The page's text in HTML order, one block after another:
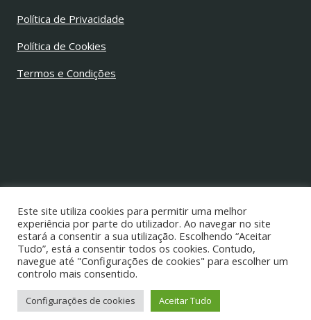
Política de Privacidade
Política de Cookies
Termos e Condições
Todos os direitos reservados
Este site utiliza cookies para permitir uma melhor
experiência por parte do utilizador. Ao navegar no site
estará a consentir a sua utilização. Escolhendo “Aceitar
Tudo”, está a consentir todos os cookies. Contudo,
navegue até "Configurações de cookies" para escolher um
controlo mais consentido.
Configurações de cookies Aceitar Tudo